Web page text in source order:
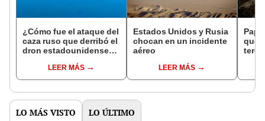
¿Cómo fue el ataque del
caza ruso que derribó el
dron estadounidense
LEER MÁS
Estados Unidos y Rusia
chocan en un incidente
aéreo
LEER MÁS
que
LO MÁS VISTO LO ÚLTIMO